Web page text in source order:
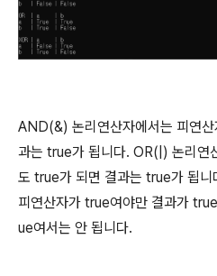
AND(&) 논리연산자에서는 피연
과는 true가 됩니다. OR(|) 논리연
도 true가 되면 결과는 true가 됩
피연산자가 true여야만 결과가
ue여서는 안 됩니다.